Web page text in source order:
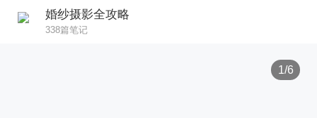
婚纱摄影全攻略
338篇笔记
1/6